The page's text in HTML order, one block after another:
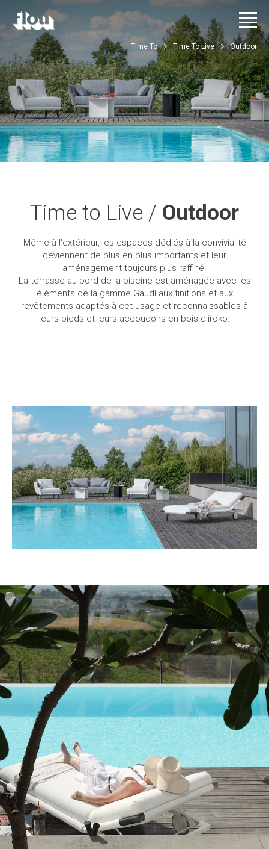
Time To Time To Live Outdoor
Time to Live / Outdoor
Même à l'extérieur, les espaces dédiés à la convivialité
deviennent de plus en plus importants et leur
aménagement toujours plus raffiné.
La terrasse au bord de la piscine est aménagée avec les
éléments de la gamme Gaudí aux finitions et aux
revêtements adaptés à cet usage et reconnaissables à
leurs pieds et leurs accoudoirs en bois d'iroko.